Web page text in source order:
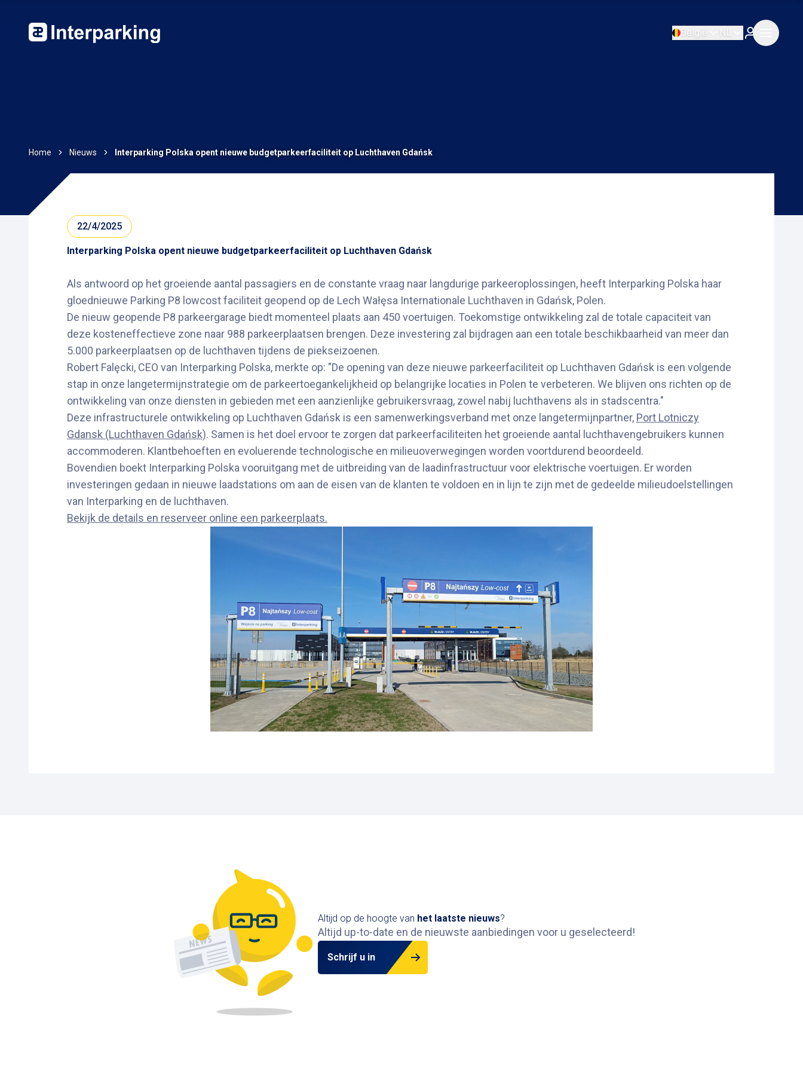
België NL
Home Nieuws Interparking Polska opent nieuwe budgetparkeerfaciliteit op Luchthaven Gdańsk
22/4/2025
Interparking Polska opent nieuwe budgetparkeerfaciliteit op Luchthaven Gdańsk
Als antwoord op het groeiende aantal passagiers en de constante vraag naar langdurige parkeeroplossingen, heeft Interparking Polska haar
gloednieuwe Parking P8 lowcost faciliteit geopend op de Lech Wałęsa Internationale Luchthaven in Gdańsk, Polen.
De nieuw geopende P8 parkeergarage biedt momenteel plaats aan 450 voertuigen. Toekomstige ontwikkeling zal de totale capaciteit van
deze kosteneffectieve zone naar 988 parkeerplaatsen brengen. Deze investering zal bijdragen aan een totale beschikbaarheid van meer dan
5.000 parkeerplaatsen op de luchthaven tijdens de piekseizoenen.
Robert Falęcki, CEO van Interparking Polska, merkte op: "De opening van deze nieuwe parkeerfaciliteit op Luchthaven Gdańsk is een volgende
stap in onze langetermijnstrategie om de parkeertoegankelijkheid op belangrijke locaties in Polen te verbeteren. We blijven ons richten op de
ontwikkeling van onze diensten in gebieden met een aanzienlijke gebruikersvraag, zowel nabij luchthavens als in stadscentra."
Deze infrastructurele ontwikkeling op Luchthaven Gdańsk is een samenwerkingsverband met onze langetermijnpartner, Port Lotniczy
Gdansk (Luchthaven Gdańsk). Samen is het doel ervoor te zorgen dat parkeerfaciliteiten het groeiende aantal luchthavengebruikers kunnen
accommoderen. Klantbehoeften en evoluerende technologische en milieuoverwegingen worden voortdurend beoordeeld.
Bovendien boekt Interparking Polska vooruitgang met de uitbreiding van de laadinfrastructuur voor elektrische voertuigen. Er worden
investeringen gedaan in nieuwe laadstations om aan de eisen van de klanten te voldoen en in lijn te zijn met de gedeelde milieudoelstellingen
van Interparking en de luchthaven.
Bekijk de details en reserveer online een parkeerplaats.
Altijd op de hoogte van het laatste nieuws?
Altijd up-to-date en de nieuwste aanbiedingen voor u geselecteerd!
Schrijf u in